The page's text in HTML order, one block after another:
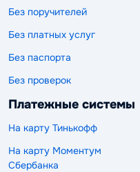
Без поручителей
Без платных услуг
Без паспорта
Без проверок
Платежные системы
На карту Тинькофф
На карту Моментум
Сбербанка